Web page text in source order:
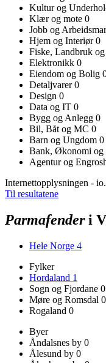
Kultur og
Klær og mote 0
Jobb og
Hjem og Interiør0
Fiske, Landbruk
Elektronikk 0
Eiendom og Bolig
Detaljvarer0
Design 0
Data og IT 0
Bygg og Anlegg 0
Bil, Båt og MC 0
Barn og Ungdom 0
Bank, Økonomi og
Agentur og
Internettopplysningen -
Til resultatene
Parmafenderi
Hele Norge 4
Fylker
Hordaland 1
Sogn og Fjordane 0
Møre og Romsdal 0
Rogaland 0
Byer
Åndalsnes by 0
Ålesund by 0